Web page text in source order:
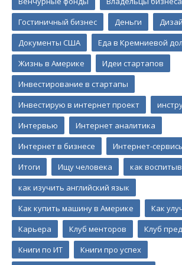
Гостиничный бизнес
Деньги
Документы США
Еда в Кремниевой
Жизнь в Америке
Идеи стартапов
Инвестирование в стартапы
Инвестирую в интернет проект
Интервью
Интернет аналитика
Интернет в бизнесе
Интернет-
Итоги
Ищу человека
как
как изучить английский язык
Как купить машину в Америке
Как
Карьера
Клуб менторов
Клуб
Книги по ИТ
Книги про успех